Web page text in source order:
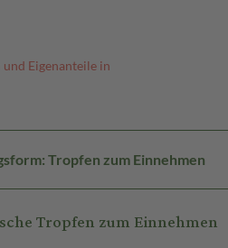
Eigenanteile in
Tropfen zum Einnehmen
Tropfen zum Einnehmen